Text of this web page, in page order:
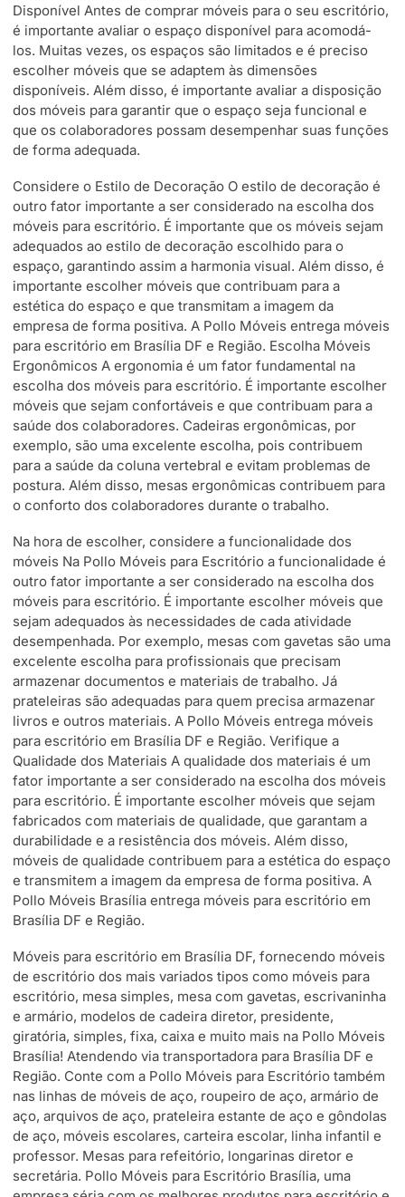
Disponível Antes de comprar móveis para o seu escritório,
é importante avaliar o espaço disponível para acomodá-
los. Muitas vezes, os espaços são limitados e é preciso
escolher móveis que se adaptem às dimensões
disponíveis. Além disso, é importante avaliar a disposição
dos móveis para garantir que o espaço seja funcional e
que os colaboradores possam desempenhar suas funções
de forma adequada.
Considere o Estilo de Decoração O estilo de decoração é
outro fator importante a ser considerado na escolha dos
móveis para escritório. É importante que os móveis sejam
adequados ao estilo de decoração escolhido para o
espaço, garantindo assim a harmonia visual. Além disso, é
importante escolher móveis que contribuam para a
estética do espaço e que transmitam a imagem da
empresa de forma positiva. A Pollo Móveis entrega móveis
para escritório em Brasília DF e Região. Escolha Móveis
Ergonômicos A ergonomia é um fator fundamental na
escolha dos móveis para escritório. É importante escolher
móveis que sejam confortáveis e que contribuam para a
saúde dos colaboradores. Cadeiras ergonômicas, por
exemplo, são uma excelente escolha, pois contribuem
para a saúde da coluna vertebral e evitam problemas de
postura. Além disso, mesas ergonômicas contribuem para
o conforto dos colaboradores durante o trabalho.
Na hora de escolher, considere a funcionalidade dos
móveis Na Pollo Móveis para Escritório a funcionalidade é
outro fator importante a ser considerado na escolha dos
móveis para escritório. É importante escolher móveis que
sejam adequados às necessidades de cada atividade
desempenhada. Por exemplo, mesas com gavetas são uma
excelente escolha para profissionais que precisam
armazenar documentos e materiais de trabalho. Já
prateleiras são adequadas para quem precisa armazenar
livros e outros materiais. A Pollo Móveis entrega móveis
para escritório em Brasília DF e Região. Verifique a
Qualidade dos Materiais A qualidade dos materiais é um
fator importante a ser considerado na escolha dos móveis
para escritório. É importante escolher móveis que sejam
fabricados com materiais de qualidade, que garantam a
durabilidade e a resistência dos móveis. Além disso,
móveis de qualidade contribuem para a estética do espaço
e transmitem a imagem da empresa de forma positiva. A
Pollo Móveis Brasília entrega móveis para escritório em
Brasília DF e Região.
Móveis para escritório em Brasília DF, fornecendo móveis
de escritório dos mais variados tipos como móveis para
escritório, mesa simples, mesa com gavetas, escrivaninha
e armário, modelos de cadeira diretor, presidente,
giratória, simples, fixa, caixa e muito mais na Pollo Móveis
Brasília! Atendendo via transportadora para Brasília DF e
Região. Conte com a Pollo Móveis para Escritório também
nas linhas de móveis de aço, roupeiro de aço, armário de
aço, arquivos de aço, prateleira estante de aço e gôndolas
de aço, móveis escolares, carteira escolar, linha infantil e
professor. Mesas para refeitório, longarinas diretor e
secretária. Pollo Móveis para Escritório Brasília, uma